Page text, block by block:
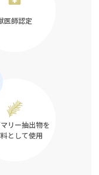
医師認定
リー抽出物を
として使用